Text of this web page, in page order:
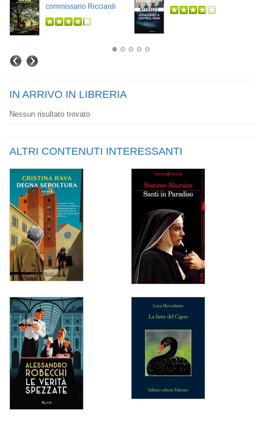
commissario Ricciardi
IN ARRIVO IN LIBRERIA
Nessun risultato trovato
ALTRI CONTENUTI INTERESSANTI